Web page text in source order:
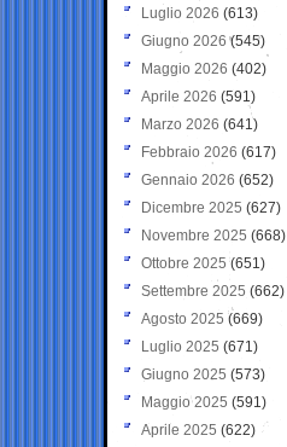
Luglio 2026 (613)
Giugno 2026 (545)
Maggio 2026 (402)
Aprile 2026 (591)
Marzo 2026 (641)
Febbraio 2026 (617)
Gennaio 2026 (652)
Dicembre 2025 (627)
Novembre 2025 (668)
Ottobre 2025 (651)
Settembre 2025 (662)
Agosto 2025 (669)
Luglio 2025 (671)
Giugno 2025 (573)
Maggio 2025 (591)
Aprile 2025 (622)